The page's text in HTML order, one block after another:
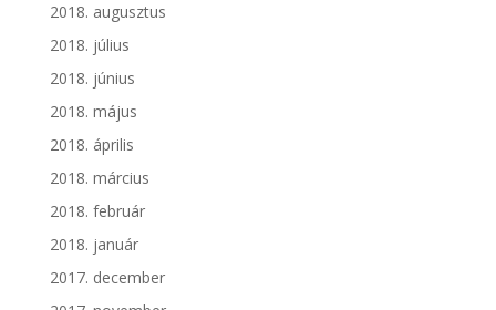
2018. augusztus
2018. július
2018. június
2018. május
2018. április
2018. március
2018. február
2018. január
2017. december